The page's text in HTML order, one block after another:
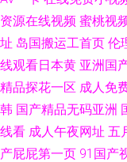
资源在线视频 蜜桃视
址 岛国搬运工首页 伦
线观看日本黄 亚洲国
精品探花一区 成人免
韩 国产精品无码亚洲
线看 成人午夜网址 五
产屁屁第一页 91国产